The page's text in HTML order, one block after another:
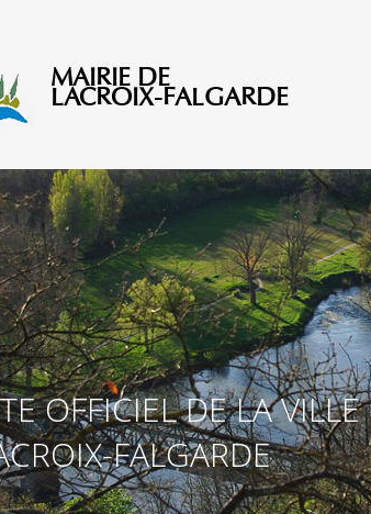
MAIRIE DE
LACROIX-FALGARDE
OFFICIEL DE LA VILLE
FALGARDE